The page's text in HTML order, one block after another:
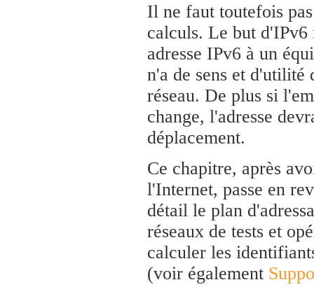
Il ne faut toutefois
calculs. Le but d'IPv6
adresse IPv6 à un
n'a de sens et d'utilité
réseau. De plus si
change, l'adresse
déplacement.
Ce chapitre, après
l'Internet, passe en
détail le plan
réseaux de tests et
calculer les
(voir également